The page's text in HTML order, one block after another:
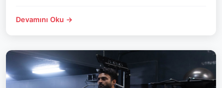
Devamını Oku →